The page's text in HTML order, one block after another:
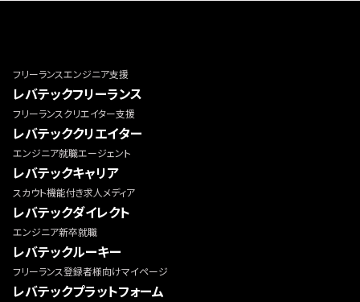
フリーランスエンジニア支援
レバテックフリーランス
フリーランスクリエイター支援
レバテッククリエイター
エンジニア就職エージェント
レバテックキャリア
スカウト機能付き求人メディア
レバテックダイレクト
エンジニア新卒就職
レバテックルーキー
フリーランス登録者様向けマイページ
レバテックプラットフォーム